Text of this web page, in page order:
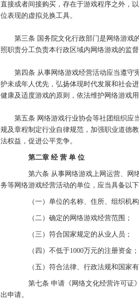
直接或者间接购买，存在于游戏程序之外，
位表现的虚拟兑换工具。
第三条 国务院文化行政部门是网络游戏
照职责分工负责本行政区域内网络游戏的监督
第四条 从事网络游戏经营活动应当遵守
护未成年人优先，弘扬体现时代发展和社会
健康及适度游戏的原则，依法维护网络游戏
第五条 网络游戏行业协会等社团组织应
规及章程制定行业自律规范，加强职业道德
法权益，促进公平竞争。
第二章 经 营 单 位
第六条 从事网络游戏上网运营、网
务等网络游戏经营活动的单位，应当具备以
（一）单位的名称、住所、组织机构
（二）确定的网络游戏经营范围；
（三）符合国家规定的从业人员；
（四）不低于1000万元的注册资金；
（五）符合法律、行政法规和国家有
第七条 申请《网络文化经营许可证
出申请。